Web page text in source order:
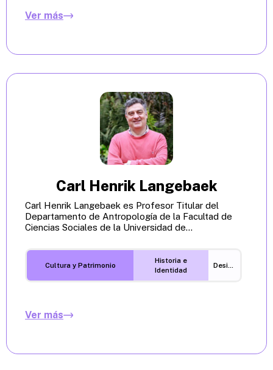
Ver más
Carl Henrik Langebaek
Carl Henrik Langebaek es Profesor Titular del
Departamento de Antropología de la Facultad de
Ciencias Sociales de la Universidad de...
Cultura y Patrimonio
Historia e
Identidad
Desigualdades
Ver más